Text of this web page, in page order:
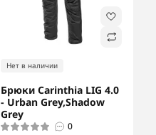
Нет в наличии
Брюки Carinthia LIG 4.0
- Urban Grey,Shadow
Grey
0